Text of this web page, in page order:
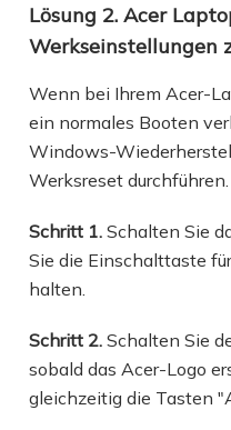
Lösung 2. Acer
Werkseinstellungen
Wenn bei Ihrem Acer-
ein normales Booten
Windows-
Werksreset
Schritt 1.Schalten Sie
Sie die Einschalttaste
halten.
Schritt 2. Schalten Sie
sobald das Acer-Logo
gleichzeitig die Tasten